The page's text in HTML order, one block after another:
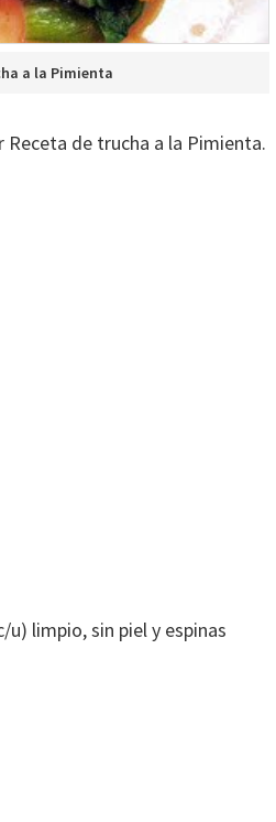
a la Pimienta
de trucha a la Pimienta.
limpio, sin piel y espinas